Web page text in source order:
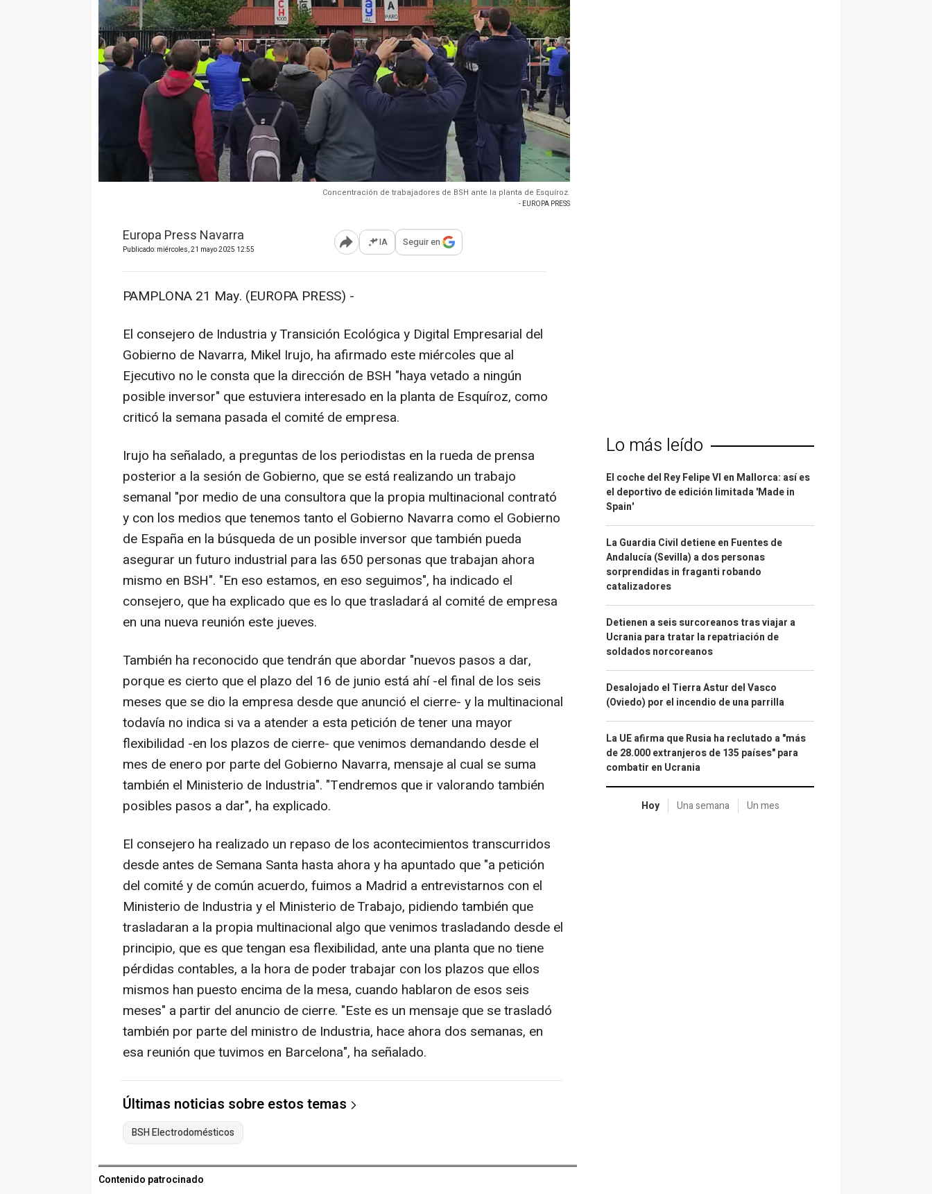
Concentración de trabajadores de BSH ante la planta de Esquíroz.
- EUROPA PRESS
Europa Press Navarra
Publicado: miércoles, 21 mayo 2025 12:55 Abrir opciones para compartir
IA Seguir en
PAMPLONA 21 May. (EUROPA PRESS) -
El consejero de Industria y Transición Ecológica y Digital Empresarial del
Gobierno de Navarra, Mikel Irujo, ha afirmado este miércoles que al
Ejecutivo no le consta que la dirección de BSH "haya vetado a ningún
posible inversor" que estuviera interesado en la planta de Esquíroz, como
criticó la semana pasada el comité de empresa.
Irujo ha señalado, a preguntas de los periodistas en la rueda de prensa
posterior a la sesión de Gobierno, que se está realizando un trabajo
semanal "por medio de una consultora que la propia multinacional contrató
y con los medios que tenemos tanto el Gobierno Navarra como el Gobierno
de España en la búsqueda de un posible inversor que también pueda
asegurar un futuro industrial para las 650 personas que trabajan ahora
mismo en BSH". "En eso estamos, en eso seguimos", ha indicado el
consejero, que ha explicado que es lo que trasladará al comité de empresa
en una nueva reunión este jueves.
También ha reconocido que tendrán que abordar "nuevos pasos a dar,
porque es cierto que el plazo del 16 de junio está ahí -el final de los seis
meses que se dio la empresa desde que anunció el cierre- y la multinacional
todavía no indica si va a atender a esta petición de tener una mayor
flexibilidad -en los plazos de cierre- que venimos demandando desde el
mes de enero por parte del Gobierno Navarra, mensaje al cual se suma
también el Ministerio de Industria". "Tendremos que ir valorando también
posibles pasos a dar", ha explicado.
El consejero ha realizado un repaso de los acontecimientos transcurridos
desde antes de Semana Santa hasta ahora y ha apuntado que "a petición
del comité y de común acuerdo, fuimos a Madrid a entrevistarnos con el
Ministerio de Industria y el Ministerio de Trabajo, pidiendo también que
trasladaran a la propia multinacional algo que venimos trasladando desde el
principio, que es que tengan esa flexibilidad, ante una planta que no tiene
pérdidas contables, a la hora de poder trabajar con los plazos que ellos
mismos han puesto encima de la mesa, cuando hablaron de esos seis
meses" a partir del anuncio de cierre. "Este es un mensaje que se trasladó
también por parte del ministro de Industria, hace ahora dos semanas, en
esa reunión que tuvimos en Barcelona", ha señalado.
Últimas noticias sobre estos temas
BSH Electrodomésticos
Contenido patrocinado
Lo más leído
El coche del Rey Felipe VI en Mallorca: así es
el deportivo de edición limitada 'Made in
Spain'
La Guardia Civil detiene en Fuentes de
Andalucía (Sevilla) a dos personas
sorprendidas in fraganti robando
catalizadores
Detienen a seis surcoreanos tras viajar a
Ucrania para tratar la repatriación de
soldados norcoreanos
Desalojado el Tierra Astur del Vasco
(Oviedo) por el incendio de una parrilla
La UE afirma que Rusia ha reclutado a "más
de 28.000 extranjeros de 135 países" para
combatir en Ucrania
Hoy Una semana Un mes